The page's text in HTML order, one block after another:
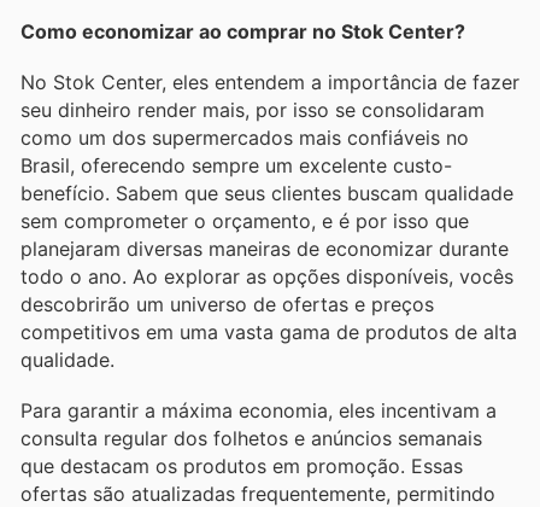
Como economizar ao comprar no Stok Center?
No Stok Center, eles entendem a importância de fazer
seu dinheiro render mais, por isso se consolidaram
como um dos supermercados mais confiáveis no
Brasil, oferecendo sempre um excelente custo-
benefício. Sabem que seus clientes buscam qualidade
sem comprometer o orçamento, e é por isso que
planejaram diversas maneiras de economizar durante
todo o ano. Ao explorar as opções disponíveis, vocês
descobrirão um universo de ofertas e preços
competitivos em uma vasta gama de produtos de alta
qualidade.
Para garantir a máxima economia, eles incentivam a
consulta regular dos folhetos e anúncios semanais
que destacam os produtos em promoção. Essas
ofertas são atualizadas frequentemente, permitindo